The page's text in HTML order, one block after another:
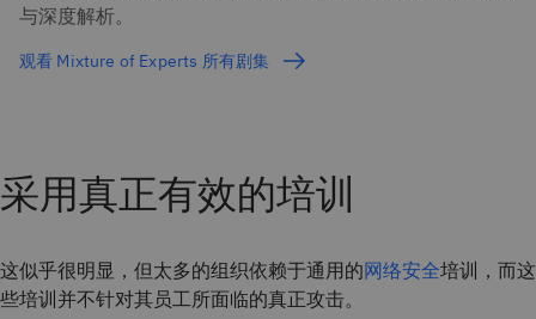
与深度解析。
观看 Mixture of Experts 所有剧集
采用真正有效的培训
这似乎很明显，但太多的组织依赖于通用的网络安全培训，而这
些培训并不针对其员工所面临的真正攻击。